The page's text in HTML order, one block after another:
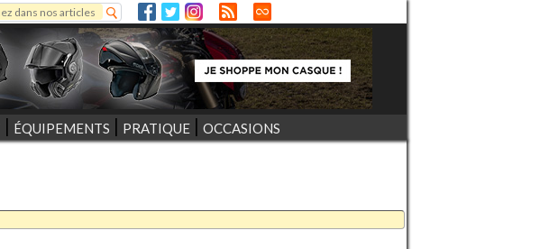
de recherche
ÉQUIPEMENTS PRATIQUE OCCASIONS